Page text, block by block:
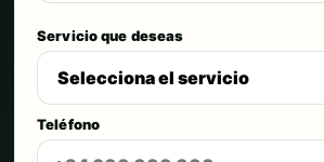
Servicio que deseas
Teléfono